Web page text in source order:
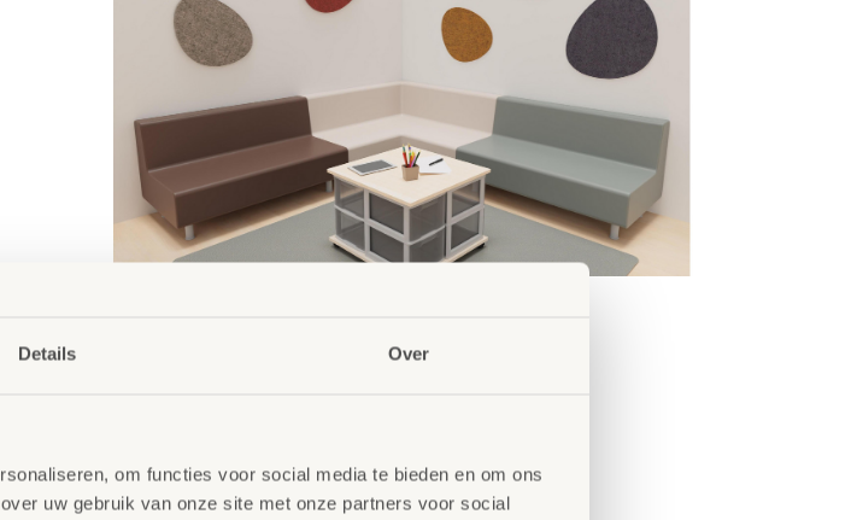
Details Over
om functies voor social media te bieden en om ons
uw gebruik van onze site met onze partners voor social